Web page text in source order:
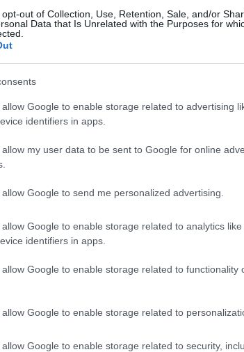
out of Collection, Use, Retention, Sale, and/or
Data that Is Unrelated with the Purposes for
allow Google to enable storage related to advertising
identifiers in apps.
allow my user data to be sent to Google for online
Google to send me personalized advertising.
allow Google to enable storage related to analytics
identifiers in apps.
allow Google to enable storage related to functionality
Google to enable storage related to
Google to enable storage related to security,
Σειρά 7. Συνδυάζει την καλύτερη εμπειρία
το ιδανικό όχημα για προοδευτικούς,
πελάτες».
των δίδυμων στρογγυλών προβολέων και η
μία πιο μοντέρνα και ξεχωριστή
του αυτοκινήτου είναι τα πάνω στοιχεία
κρυστάλλινο γυαλί και το φωτιζόμενο
εμπειρία χρήστη που επιτυγχάνεται με τα νέα My
συστήματος iDrive. Τα My Modes επιτρέπουν στον
οδήγησης και την ατμόσφαιρα της καμπίνας.
νέο είδος φωτεινής και λειτουργικής λωρίδας
και απτική ποιότητα τόσο σύγχρονη, όσο και
του εσωτερικού φωτισμού και περιλαμβάνει
πανοραμική κρυστάλλινη ηλιοροφή Sky Lounge,
ευεξίας που είναι διάχυτη στο εσωτερικό της
ξεχωριστά.